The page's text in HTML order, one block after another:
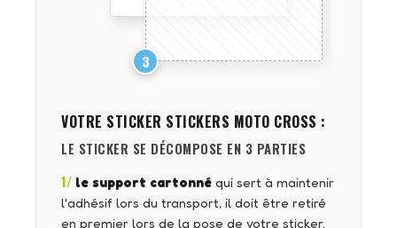
3
VOTRE STICKER STICKERS MOTO CROSS :
LE STICKER SE DÉCOMPOSE EN 3 PARTIES
1/ le support cartonné qui sert à maintenir
l'adhésif lors du transport, il doit être retiré
en premier lors de la pose de votre sticker.